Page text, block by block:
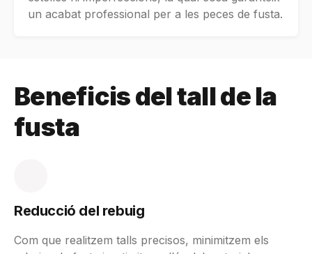
un acabat professional per a les peces de fusta.
Beneficis del tall de la
fusta
Reducció del rebuig
Com que realitzem talls precisos, minimitzem els